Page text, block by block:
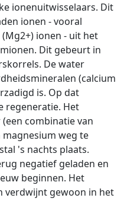
ionenuitwisselaars. Dit
ionen - vooral
ionen - uit het
Dit gebeurt in
De water
(calcium
is. Op dat
regeneratie. Het
combinatie van
weg te
's nachts plaats.
negatief geladen en
beginnen. Het
verdwijnt gewoon in het